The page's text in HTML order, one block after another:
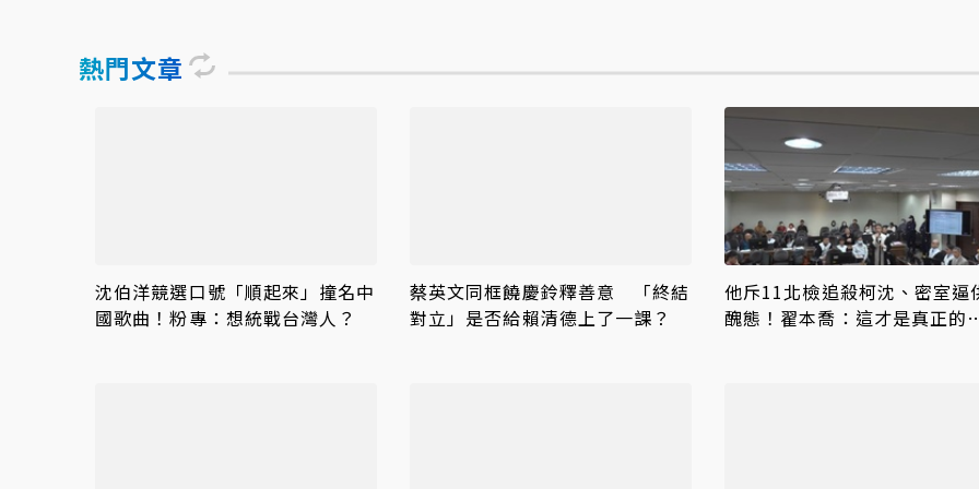
熱門文章
沈伯洋競選口號「順起來」撞名中
國歌曲！粉專：想統戰台灣人？
蔡英文同框饒慶鈴釋善意 「終結
對立」是否給賴清德上了一課？
他斥11北檢追殺柯沈、密室逼
醜態！翟本喬：這才是真正的